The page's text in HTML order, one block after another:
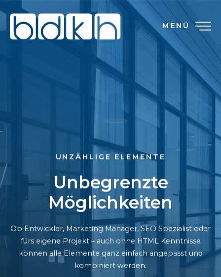
MENÜ
UNZÄHLIGE ELEMENTE
Unbegrenzte
Möglichkeiten
Ob Entwickler, Marketing Manager, SEO Spezialist oder
fürs eigene Projekt – auch ohne HTML Kenntnisse
können alle Elemente ganz einfach angepasst und
kombiniert werden.